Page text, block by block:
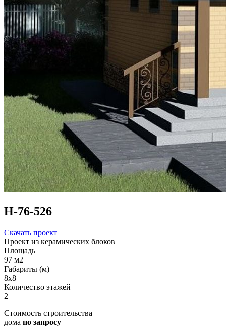
Н-76-526
Скачать проект
Проект из керамических блоков
Площадь
97 м2
Габариты (м)
8х8
Количество этажей
2
Стоимость строительства
дома по запросу